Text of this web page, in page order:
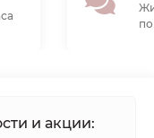
и акции: